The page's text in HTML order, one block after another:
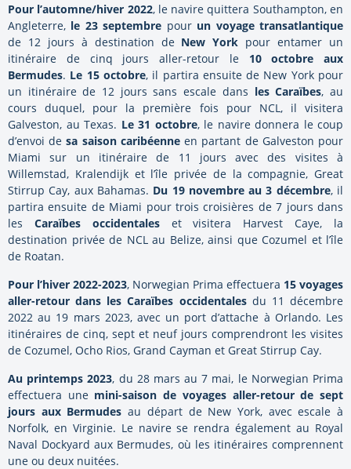
Pour l’automne/hiver 2022, le navire quittera Southampton, en
Angleterre, le 23 septembre pour un voyage transatlantique
de 12 jours à destination de New York pour entamer un
itinéraire de cinq jours aller-retour le 10 octobre aux
Bermudes. Le 15 octobre, il partira ensuite de New York pour
un itinéraire de 12 jours sans escale dans les Caraïbes, au
cours duquel, pour la première fois pour NCL, il visitera
Galveston, au Texas. Le 31 octobre, le navire donnera le coup
d’envoi desa saison caribéenneen partant de Galveston pour
Miami sur un itinéraire de 11 jours avec des visites à
Willemstad, Kralendijk et l’île privée de la compagnie, Great
Stirrup Cay, aux Bahamas. Du 19 novembre au 3 décembre, il
partira ensuite de Miami pour trois croisières de 7 jours dans
les Caraïbes occidentaleset visitera Harvest Caye, la
destination privée de NCL au Belize, ainsi que Cozumel et l’île
de Roatan.
Pour l’hiver 2022-2023, Norwegian Prima effectuera 15 voyages
aller-retour dans les Caraïbes occidentalesdu 11 décembre
2022 au 19 mars 2023, avec un port d’attache à Orlando. Les
itinéraires de cinq, sept et neuf jours comprendront les visites
de Cozumel, Ocho Rios, Grand Cayman et Great Stirrup Cay.
Au printemps 2023, du 28 mars au 7 mai, le Norwegian Prima
effectuera une mini-saison de voyages aller-retour de sept
jours aux Bermudes au départ de New York, avec escale à
Norfolk, en Virginie. Le navire se rendra également au Royal
Naval Dockyard aux Bermudes, où les itinéraires comprennent
une ou deux nuitées.